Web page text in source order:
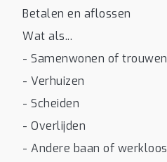
Betalen en aflossen
Wat als...
- Samenwonen of trouwen
- Verhuizen
- Scheiden
- Overlijden
- Andere baan of werkloos